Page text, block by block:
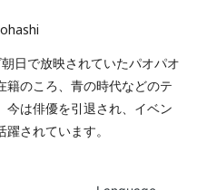
日で放映されていたパオパオ
籍のころ、青の時代などのテ
今は俳優を引退され、イベン
されています。